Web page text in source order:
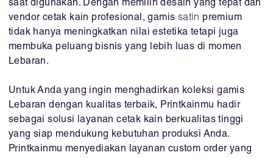
saat digunakan. Dengan memilih desain yang tepat dan
vendor cetak kain profesional, gamis satin premium
tidak hanya meningkatkan nilai estetika tetapi juga
membuka peluang bisnis yang lebih luas di momen
Lebaran.
Untuk Anda yang ingin menghadirkan koleksi gamis
Lebaran dengan kualitas terbaik, Printkainmu hadir
sebagai solusi layanan cetak kain berkualitas tinggi
yang siap mendukung kebutuhan produksi Anda.
Printkainmu menyediakan layanan custom order yang